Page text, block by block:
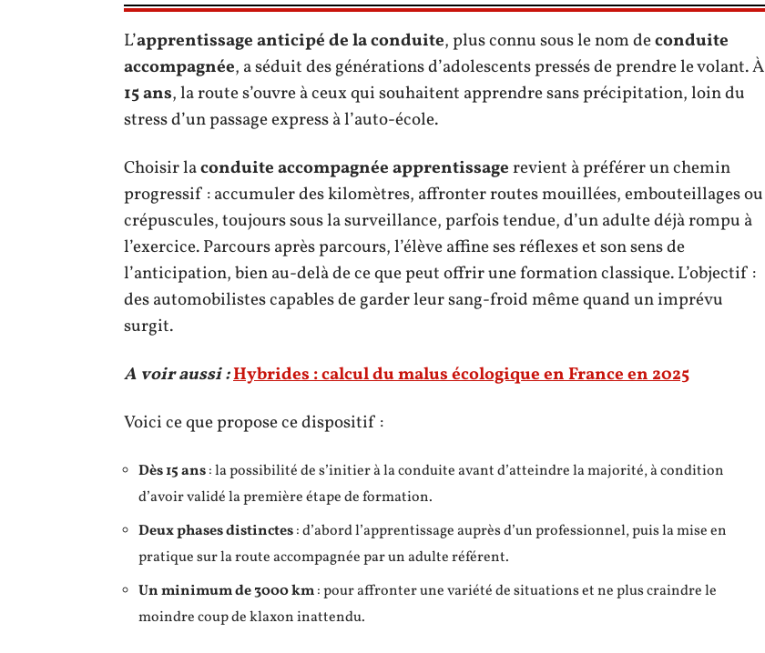
L’apprentissage anticipé de la conduite, plus connu sous le nom deconduite
accompagnée, a séduit des générations d’adolescents pressés de prendre le volant. À
15 ans, la route s’ouvre à ceux qui souhaitent apprendre sans précipitation, loin du
stress d’un passage express à l’auto-école.
Choisir laconduite accompagnée apprentissagerevient à préférer un chemin
progressif : accumuler des kilomètres, affronter routes mouillées, embouteillages ou
crépuscules, toujours sous la surveillance, parfois tendue, d’un adulte déjà rompu à
l’exercice. Parcours après parcours, l’élève affine ses réflexes et son sens de
l’anticipation, bien au-delà de ce que peut offrir une formation classique. L’objectif :
des automobilistes capables de garder leur sang-froid même quand un imprévu
surgit.
A voir aussi :Hybrides : calcul du malus écologique en France en 2025
Voici ce que propose ce dispositif :
Dès 15 ans: la possibilité de s’initier à la conduite avant d’atteindre la majorité, à condition
d’avoir validé la première étape de formation.
Deux phases distinctes: d’abord l’apprentissage auprès d’un professionnel, puis la mise en
pratique sur la route accompagnée par un adulte référent.
Un minimum de 3000 km: pour affronter une variété de situations et ne plus craindre le
moindre coup de klaxon inattendu.